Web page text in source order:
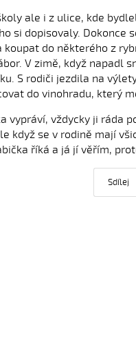
ale i z ulice, kde
si dopisovaly. Dokonce
do některého z
V zimě, když napadl
S rodiči jezdila na
do vinohradu, který
vypráví, vždycky ji ráda
když se v rodině mají
říká a já jí věřím,
Sdílej